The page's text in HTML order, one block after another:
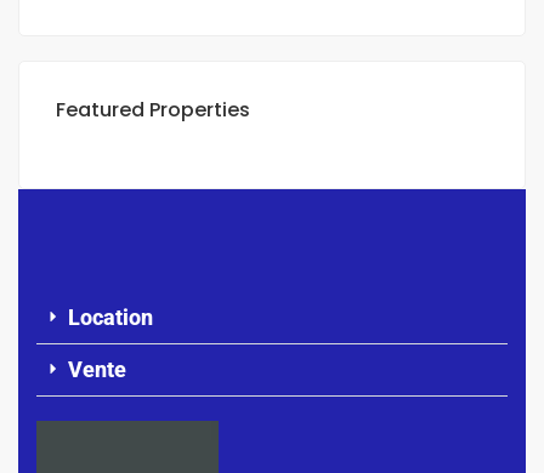
Featured Properties
Location
Vente